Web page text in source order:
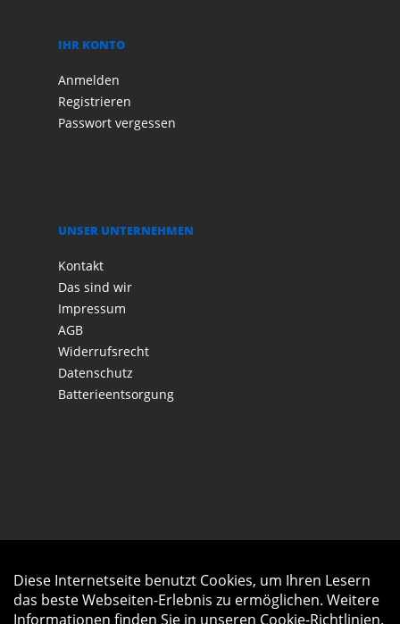
IHR KONTO
Anmelden
Registrieren
Passwort vergessen
UNSER UNTERNEHMEN
Kontakt
Das sind wir
Impressum
AGB
Widerrufsrecht
Datenschutz
Batterieentsorgung
Diese Internetseite benutzt Cookies, um Ihren Lesern
das beste Webseiten-Erlebnis zu ermöglichen. Weitere
Informationen finden Sie in unseren Cookie-Richtlinien.
Auftrag widerrufen